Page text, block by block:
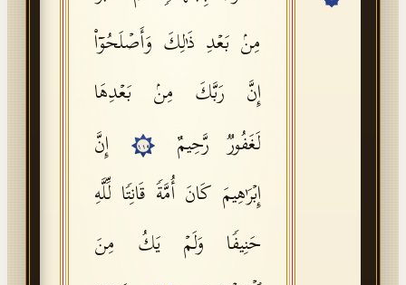
API Documentation
Tajweed Guide
Font Edition Tester
مِنۢ بَعۡدِ ذَ ٰ⁠لِكَ وَأَصۡلَحُوۤا۟
إِنَّ رَبَّكَ مِنۢ بَعۡدِهَا
لَغَفُورࣱ رَّحِیمٌ
١١٩
إِنَّ
إِبۡرَ ٰ⁠هِیمَ كَانَ أُمَّةࣰ قَانِتࣰا لِّلَّهِ
حَنِیفࣰا وَلَمۡ یَكُ مِنَ